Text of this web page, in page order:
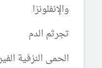
والإنفلونزا.
تجرثم الدم
الحمى النزفية